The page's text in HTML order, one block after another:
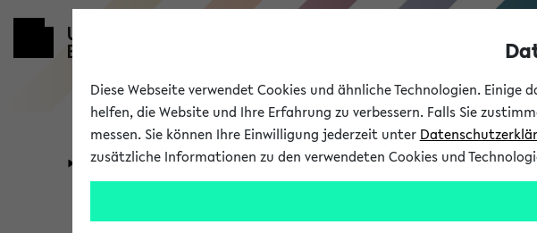
Universität Forschung Studium
Sie möchten auf eine eKVV Funktion zugreifen,
Diese Webseite verwendet Cookies und ähnliche Technologien.
helfen, die Website und Ihre Erfahrung zu verbessern. Falls Sie
messen. Sie können Ihre Einwilligung jederzeit unter
zusätzliche Informationen zu den verwendeten Cookies und